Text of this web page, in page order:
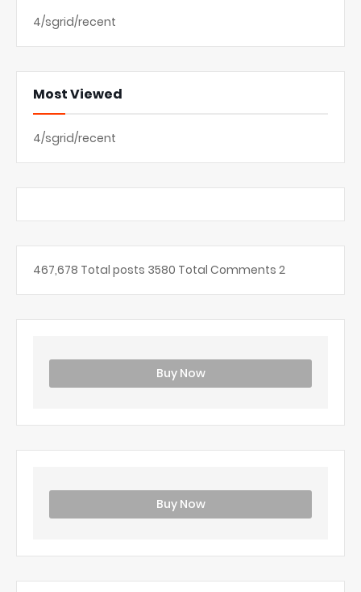
4/sgrid/recent
Most Viewed
4/sgrid/recent
467,678 Total posts 3580 Total Comments 2
Buy Now
Buy Now